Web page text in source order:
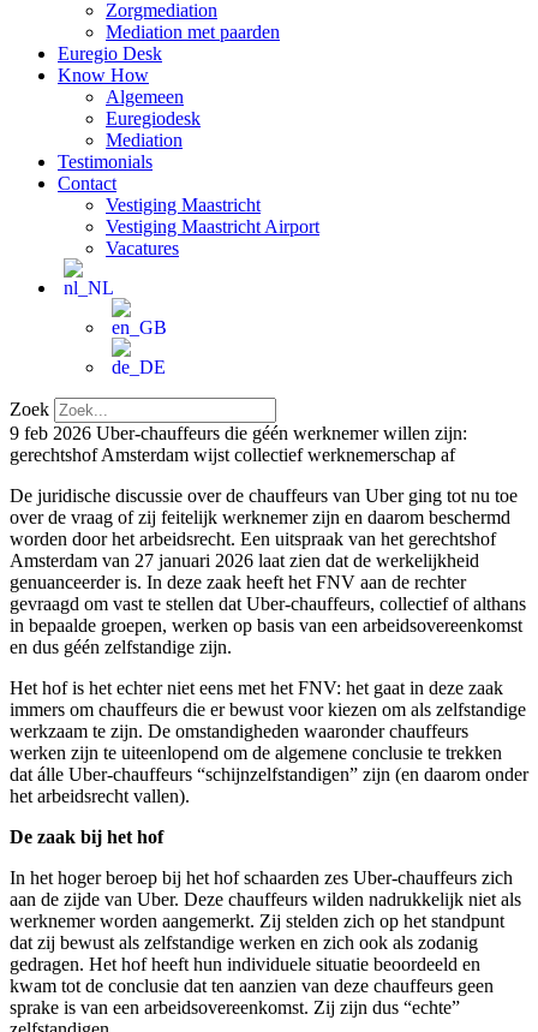
Zorgmediation
Mediation met paarden
Euregio Desk
Know How
Algemeen
Euregiodesk
Mediation
Testimonials
Contact
Vestiging Maastricht
Vestiging Maastricht Airport
Vacatures
Zoek
9 feb 2026 Uber-chauffeurs die géén werknemer willen zijn:
gerechtshof Amsterdam wijst collectief werknemerschap af
De juridische discussie over de chauffeurs van Uber ging tot nu toe
over de vraag of zij feitelijk werknemer zijn en daarom beschermd
worden door het arbeidsrecht. Een uitspraak van het gerechtshof
Amsterdam van 27 januari 2026 laat zien dat de werkelijkheid
genuanceerder is. In deze zaak heeft het FNV aan de rechter
gevraagd om vast te stellen dat Uber-chauffeurs, collectief of althans
in bepaalde groepen, werken op basis van een arbeidsovereenkomst
en dus géén zelfstandige zijn.
Het hof is het echter niet eens met het FNV: het gaat in deze zaak
immers om chauffeurs die er bewust voor kiezen om als zelfstandige
werkzaam te zijn. De omstandigheden waaronder chauffeurs
werken zijn te uiteenlopend om de algemene conclusie te trekken
dat álle Uber-chauffeurs “schijnzelfstandigen” zijn (en daarom onder
het arbeidsrecht vallen).
De zaak bij het hof
In het hoger beroep bij het hof schaarden zes Uber-chauffeurs zich
aan de zijde van Uber. Deze chauffeurs wilden nadrukkelijk niet als
werknemer worden aangemerkt. Zij stelden zich op het standpunt
dat zij bewust als zelfstandige werken en zich ook als zodanig
gedragen. Het hof heeft hun individuele situatie beoordeeld en
kwam tot de conclusie dat ten aanzien van deze chauffeurs geen
sprake is van een arbeidsovereenkomst. Zij zijn dus “echte”